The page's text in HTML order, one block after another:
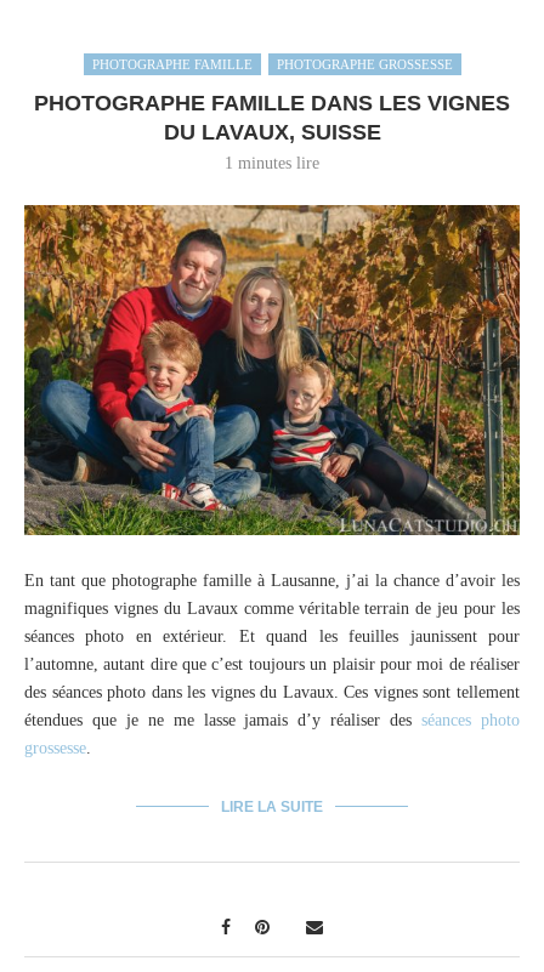
PHOTOGRAPHE FAMILLE PHOTOGRAPHE GROSSESSE
PHOTOGRAPHE FAMILLE DANS LES VIGNES
DU LAVAUX, SUISSE
1 minutes lire
En tant que photographe famille à Lausanne, j’ai la chance d’avoir les
magnifiques vignes du Lavaux comme véritable terrain de jeu pour les
séances photo en extérieur. Et quand les feuilles jaunissent pour
l’automne, autant dire que c’est toujours un plaisir pour moi de réaliser
des séances photo dans les vignes du Lavaux. Ces vignes sont tellement
étendues que je ne me lasse jamais d’y réaliser desséances photo
grossesse
LIRE LA SUITE